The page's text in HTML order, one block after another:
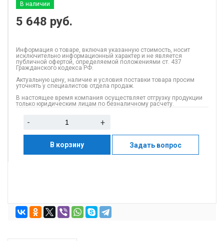
В наличии
5 648 руб.
Информация о товаре, включая указанную стоимость, носит
исключительно информационный характер и не является
публичной офертой, определяемой положениями ст. 437
Гражданского кодекса РФ.
Актуальную цену, наличие и условия поставки товара просим
уточнять у специалистов отдела продаж.
В настоящее время компания осуществляет отгрузку продукции
только юридическим лицам по безналичному расчету.
- +
В корзину Задать вопрос